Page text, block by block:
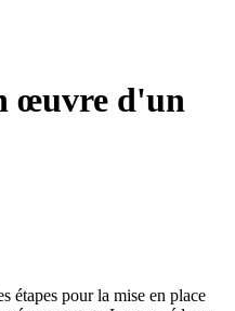
œuvre d'un
étapes pour la mise en place